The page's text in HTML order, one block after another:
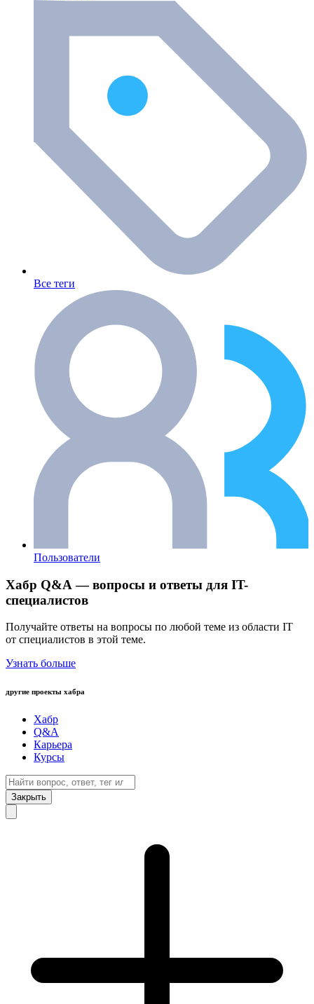
Все теги
Пользователи
Хабр Q&A — вопросы и ответы для IT-
специалистов
Получайте ответы на вопросы по любой теме из области IT
от специалистов в этой теме.
Узнать больше
другие проекты хабра
Хабр
Q&A
Карьера
Курсы
Закрыть